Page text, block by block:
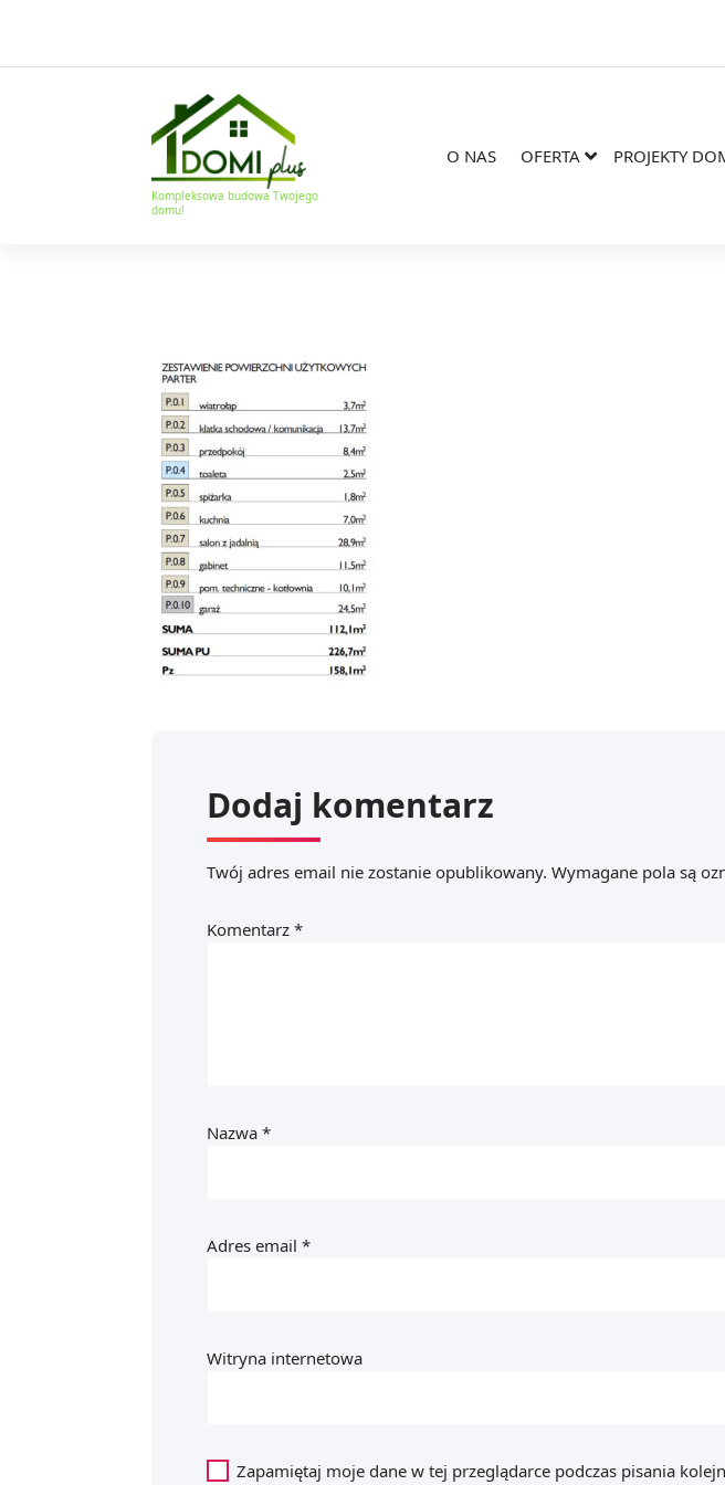
Kompleksowa budowa Twojego
domu!
O NAS OFERTA PROJEKTY
Dodaj komentarz
Twój adres email nie zostanie opublikowany. Wymagane pola są
Komentarz *
Nazwa *
Adres email *
Witryna internetowa
Zapamiętaj moje dane w tej przeglądarce podczas pisania